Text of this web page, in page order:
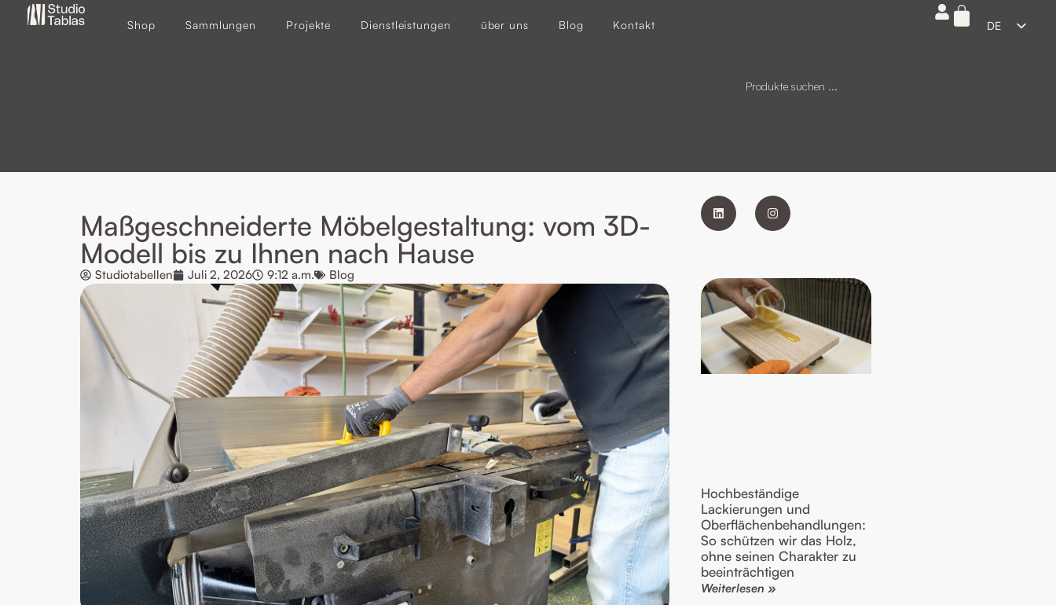
Shop Sammlungen Projekte Dienstleistungen über uns Blog Kontakt
DE
Maßgeschneiderte Möbelgestaltung: vom 3D-
Modell bis zu Ihnen nach Hause
Studiotabellen Juli 2, 2026 9:12 a.m. Blog
Hochbeständige
Lackierungen und
Oberflächenbehandlungen:
So schützen wir das Holz,
ohne seinen Charakter zu
beeinträchtigen
Weiterlesen »